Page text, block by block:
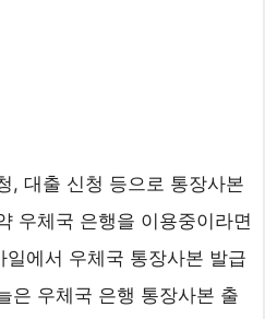
, 대출 신청 등으로 통장사본
우체국 은행을 이용중이라면
에서 우체국 통장사본 발급
은 우체국 은행 통장사본 출